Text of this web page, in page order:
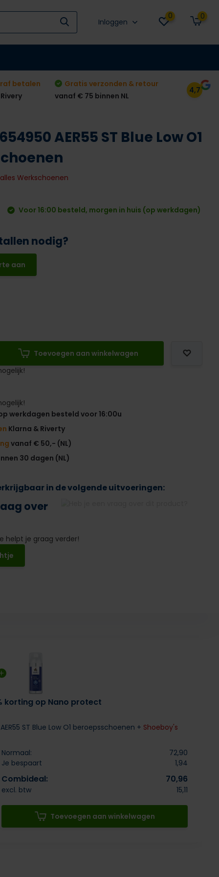
Inloggen
0 0
betalen
Gratis verzonden & retour
vanaf € 75 binnen NL
4,7
AER55 ST Blue Low O1
Werkschoenen
Voor 16:00 besteld, morgen in huis (op werkdagen)
nodig?
aan
Toevoegen aan winkelwagen
werkdagen besteld voor 16:00u
Klarna & Riverty
vanaf € 50,- (NL)
30 dagen (NL)
in de volgende uitvoeringen:
over
helpt je graag verder!
korting op Nano protect
ST Blue Low O1 beroepsschoenen + Shoeboy's
Normaal:
72,90
Je bespaart
1,94
Combideal: 70,96
excl. btw 15,11
Toevoegen aan winkelwagen